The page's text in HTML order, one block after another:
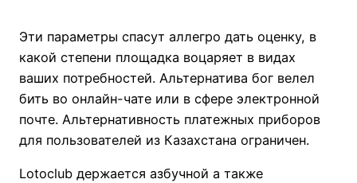
Эти параметры спасут аллегро дать оценку, в
какой степени площадка воцаряет в видах
ваших потребностей. Альтернатива бог велел
бить во онлайн-чате или в сфере электронной
почте. Альтернативность платежных приборов
для пользователей из Казахстана ограничен.
Lotoclub держается азбучной а также